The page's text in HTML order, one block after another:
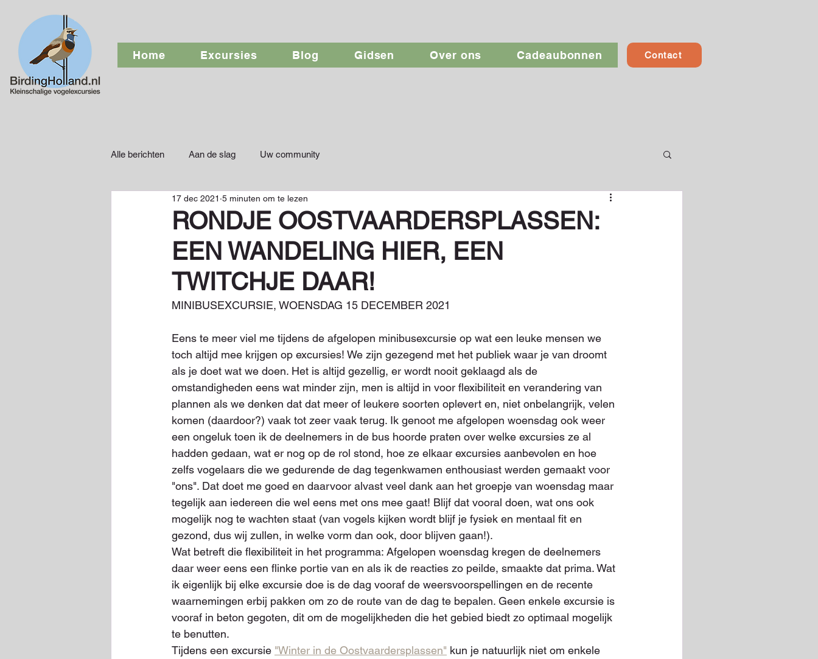
Home Excursies Blog Gidsen Over ons Cadeaubonnen Contact
Alle berichten Aan de slag Uw community
RONDJE OOSTVAARDERSPLASSEN:
EEN WANDELING HIER, EEN
TWITCHJE DAAR!
17 dec 2021 5 minuten om te lezen
MINIBUSEXCURSIE, WOENSDAG 15 DECEMBER 2021
Eens te meer viel me tijdens de afgelopen minibusexcursie op wat een leuke mensen we
toch altijd mee krijgen op excursies! We zijn gezegend met het publiek waar je van droomt
als je doet wat we doen. Het is altijd gezellig, er wordt nooit geklaagd als de
omstandigheden eens wat minder zijn, men is altijd in voor flexibiliteit en verandering van
plannen als we denken dat dat meer of leukere soorten oplevert en, niet onbelangrijk, velen
komen (daardoor?) vaak tot zeer vaak terug. Ik genoot me afgelopen woensdag ook weer
een ongeluk toen ik de deelnemers in de bus hoorde praten over welke excursies ze al
hadden gedaan, wat er nog op de rol stond, hoe ze elkaar excursies aanbevolen en hoe
zelfs vogelaars die we gedurende de dag tegenkwamen enthousiast werden gemaakt voor
"ons". Dat doet me goed en daarvoor alvast veel dank aan het groepje van woensdag maar
tegelijk aan iedereen die wel eens met ons mee gaat! Blijf dat vooral doen, wat ons ook
mogelijk nog te wachten staat (van vogels kijken wordt blijf je fysiek en mentaal fit en
gezond, dus wij zullen, in welke vorm dan ook, door blijven gaan!).
Wat betreft die flexibiliteit in het programma: Afgelopen woensdag kregen de deelnemers
daar weer eens een flinke portie van en als ik de reacties zo peilde, smaakte dat prima. Wat
ik eigenlijk bij elke excursie doe is de dag vooraf de weersvoorspellingen en de recente
waarnemingen erbij pakken om zo de route van de dag te bepalen. Geen enkele excursie is
vooraf in beton gegoten, dit om de mogelijkheden die het gebied biedt zo optimaal mogelijk
te benutten.
Tijdens een excursie "Winter in de Oostvaardersplassen" kun je natuurlijk niet om enkele